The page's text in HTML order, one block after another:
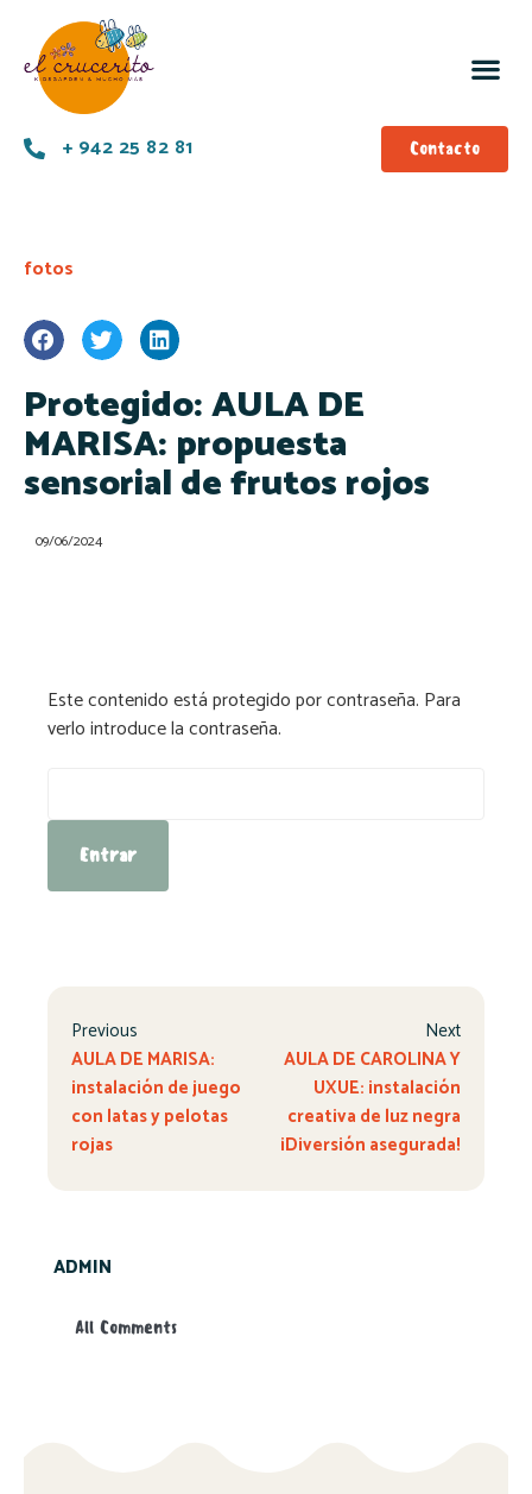
+ 942 25 82 81 Contacto
fotos
Protegido: AULA DE
MARISA: propuesta
sensorial de frutos rojos
09/06/2024
Este contenido está protegido por contraseña. Para
verlo introduce la contraseña.
Previous
AULA DE MARISA:
instalación de juego
con latas y pelotas
rojas
Next
AULA DE CAROLINA Y
UXUE: instalación
creativa de luz negra
¡Diversión asegurada!
ADMIN
All Comments